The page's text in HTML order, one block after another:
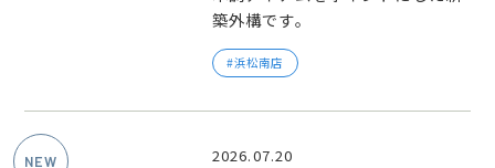
築外構です。
浜松南店
2026.07.20